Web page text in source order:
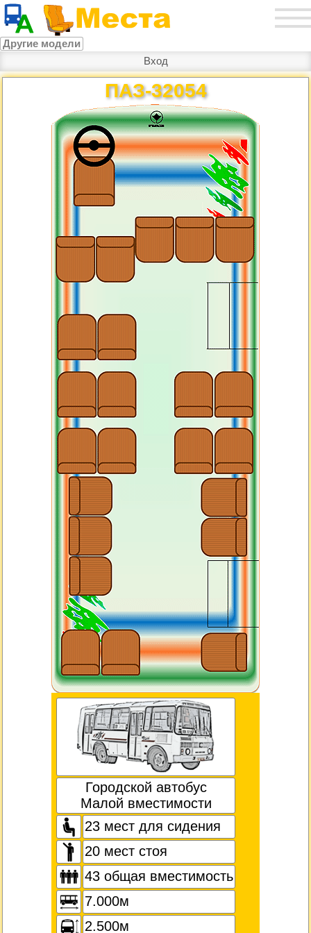
Другие модели
Вход
ПАЗ-32054
Городской автобус
Малой вместимости
23 мест для сидения
20 мест стоя
43 общая вместимость
7.000м
2.500м